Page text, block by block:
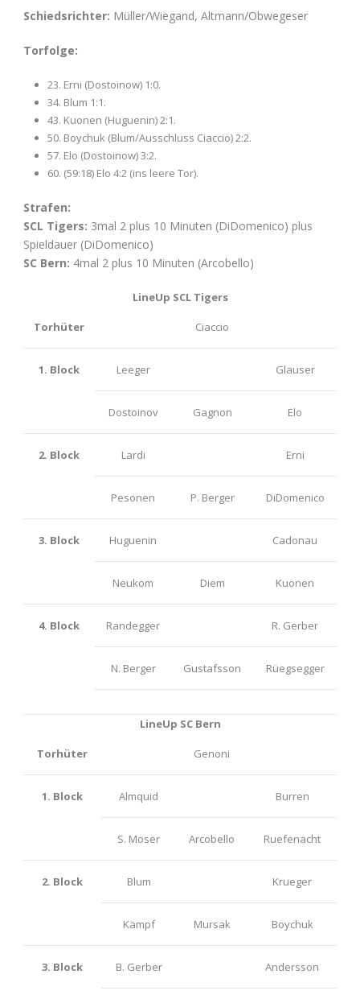
Schiedsrichter: Müller/Wiegand, Altmann/Obwegeser
Torfolge:
23. Erni (Dostoinow) 1:0.
34. Blum 1:1.
43. Kuonen (Huguenin) 2:1.
50. Boychuk (Blum/Ausschluss Ciaccio) 2:2.
57. Elo (Dostoinow) 3:2.
60. (59:18) Elo 4:2 (ins leere Tor).
Strafen:
SCL Tigers: 3mal 2 plus 10 Minuten (DiDomenico) plus
Spieldauer (DiDomenico)
SC Bern: 4mal 2 plus 10 Minuten (Arcobello)
LineUp SCL Tigers
Torhüter Ciaccio
1. Block Leeger Glauser
Dostoinov Gagnon Elo
2. Block Lardi Erni
Pesonen P. Berger DiDomenico
3. Block Huguenin Cadonau
Neukom Diem Kuonen
4. Block Randegger R. Gerber
N. Berger Gustafsson Rüegsegger
LineUp SC Bern
Torhüter Genoni
1. Block Almquid Burren
S. Moser Arcobello Ruefenacht
2. Block Blum Krueger
Kämpf Mursak Boychuk
3. Block B. Gerber Andersson